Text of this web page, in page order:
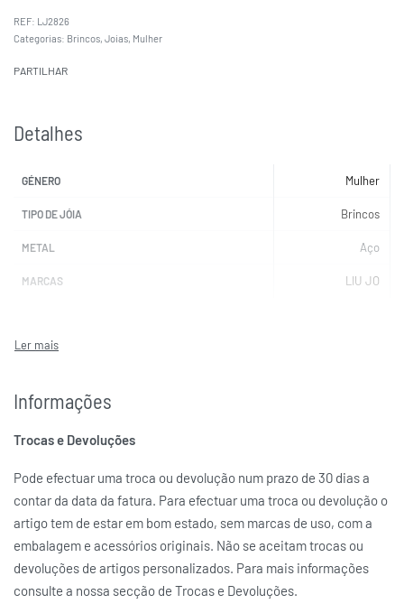
LJ2826
Categorias: Brincos, Joias, Mulher
PARTILHAR
Detalhes
GÉNERO Mulher
TIPO DE JÓIA Brincos
METAL Aço
MARCAS LIU JO
Informações
Trocas e Devoluções
Pode efectuar uma troca ou devolução num prazo de 30 dias a
contar da data da fatura. Para efectuar uma troca ou devolução o
artigo tem de estar em bom estado, sem marcas de uso, com a
embalagem e acessórios originais. Não se aceitam trocas ou
devoluções de artigos personalizados. Para mais informações
consulte a nossa secção de Trocas e Devoluções.